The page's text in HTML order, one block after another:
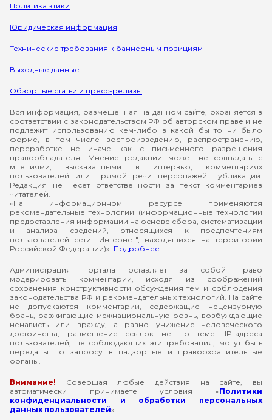
Политика этики
Юридическая информация
Технические требования к баннерным позициям
Выходные данные
Обзорные статьи и пресс-релизы
Вся информация, размещенная на данном сайте, охраняется в
соответствии с законодательством РФ об авторском праве и не
подлежит использованию кем-либо в какой бы то ни было
форме, в том числе воспроизведению, распространению,
переработке не иначе как с письменного разрешения
правообладателя. Мнение редакции может не совпадать с
мнениями, высказанными в интервью, комментариях
пользователей или прямой речи персонажей публикаций.
Редакция не несёт ответственности за текст комментариев
читателей.
«На информационном ресурсе применяются
рекомендательные технологии (информационные технологии
предоставления информации на основе сбора, систематизации
и анализа сведений, относящихся к предпочтениям
пользователей сети "Интернет", находящихся на территории
Российской Федерации)». Подробнее
Администрация портала оставляет за собой право
модерировать комментарии, исходя из соображений
сохранения конструктивности обсуждения тем и соблюдения
законодательства РФ и рекомендательных технологий. На сайте
не допускаются комментарии, содержащие нецензурную
брань, разжигающие межнациональную рознь, возбуждающие
ненависть или вражду, а равно унижение человеческого
достоинства, размещение ссылок не по теме. IP-адреса
пользователей, не соблюдающих эти требования, могут быть
переданы по запросу в надзорные и правоохранительные
органы.
Внимание! Совершая любые действия на сайте, вы
автоматически принимаете условия «Политики
конфиденциальности и обработки персональных
данных пользователей»